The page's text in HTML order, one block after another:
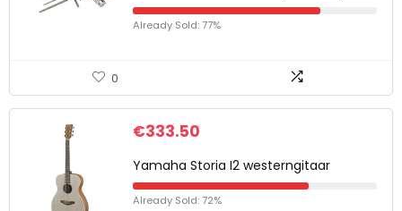
Already Sold: 77%
0
€333.50
Yamaha Storia I2 westerngitaar
Already Sold: 72%